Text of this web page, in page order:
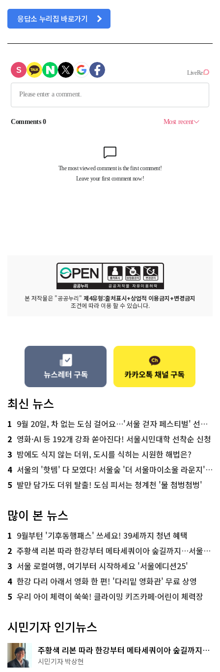
응답소 누리집 바로가기
본 저작물은 "공공누리" 제4유형:출처표시+상업적 이용금지+변경금지
조건에 따라 이용 할 수 있습니다.
최신 뉴스
1 9월 20일, 차 없는 도심 걸어요…'서울 걷자 페스티벌' 선착순 5천명
2 영화·AI 등 192개 강좌 쏟아진다! 서울시민대학 선착순 신청
3 밤에도 식지 않는 더위, 도시를 식히는 시원한 해법은?
4 서울의 '핫템' 다 모였다! 서울숲 '더 서울마이소울 라운지' 오픈
5 발만 담가도 더위 탈출! 도심 피서는 청계천 '물 첨벙첨벙'
많이 본 뉴스
1 9월부턴 '기후동행패스' 쓰세요! 39세까지 청년 혜택
2 주황색 리본 따라 한강부터 메타세쿼이아 숲길까지…서울둘레길 15코스
3 서울 로컬여행, 여기부터 시작하세요 '서울에디션25'
4 한강 다리 아래서 영화 한 편! '다리밑 영화관' 무료 상영
5 우리 아이 체력이 쑥쑥! 클라이밍 키즈카페·어린이 체력장
시민기자 인기뉴스
주황색 리본 따라 한강부터 메타세쿼이아 숲길까지…
서울둘레길 15코스
시민기자 박상현